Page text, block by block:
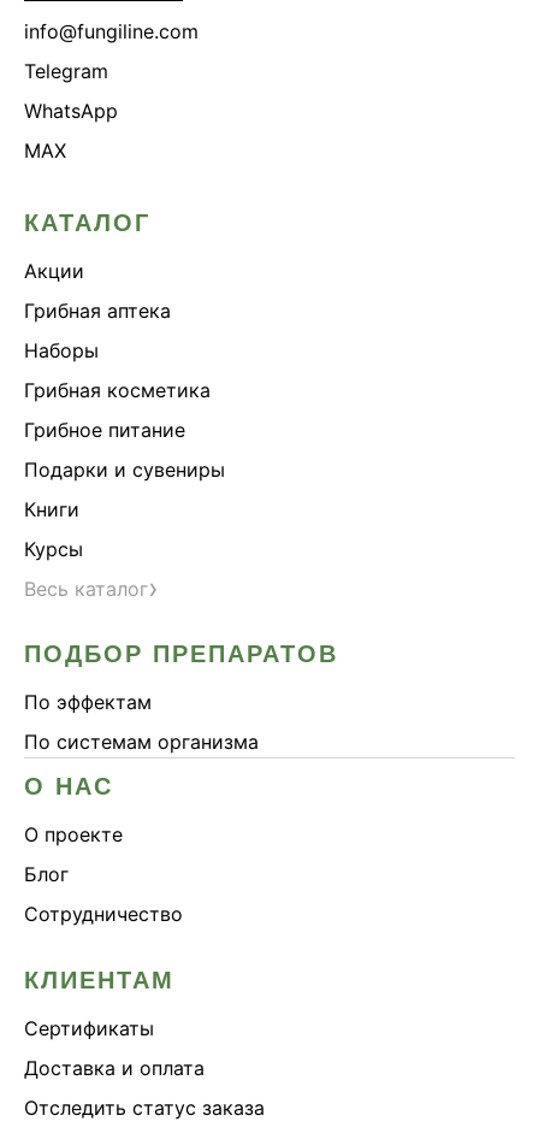
info@fungiline.com
Telegram
WhatsApp
MAX
КАТАЛОГ
Акции
Грибная аптека
Наборы
Грибная косметика
Грибное питание
Подарки и сувениры
Книги
Курсы
Весь каталог›
ПОДБОР ПРЕПАРАТОВ
По эффектам
По системам организма
О НАС
О проекте
Блог
Сотрудничество
КЛИЕНТАМ
Сертификаты
Доставка и оплата
Отследить статус заказа